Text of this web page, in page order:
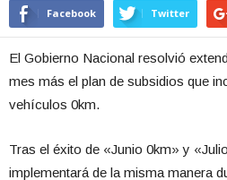
Facebook Twitter
El Gobierno Nacional resolvió
mes más el plan de subsidios que
vehículos 0km.
Tras el éxito de «Junio 0km» y
implementará de la misma manera